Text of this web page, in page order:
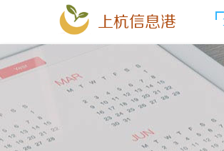
上杭信息港